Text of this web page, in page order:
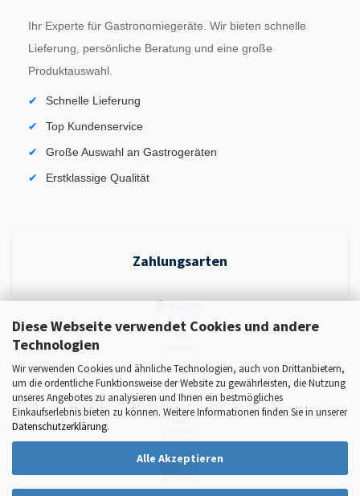
Diese Webseite verwendet Cookies und andere
Technologien
Wir verwenden Cookies und ähnliche Technologien, auch von Drittanbietern,
um die ordentliche Funktionsweise der Website zu gewährleisten, die Nutzung
unseres Angebotes zu analysieren und Ihnen ein bestmögliches
Einkaufserlebnis bieten zu können. Weitere Informationen finden Sie in unserer
Datenschutzerklärung.
Alle Akzeptieren
Ihr Experte für Gastronomiegeräte. Wir bieten schnelle
Lieferung, persönliche Beratung und eine große
Produktauswahl.
Schnelle Lieferung
Top Kundenservice
Große Auswahl an Gastrogeräten
Erstklassige Qualität
Zahlungsarten